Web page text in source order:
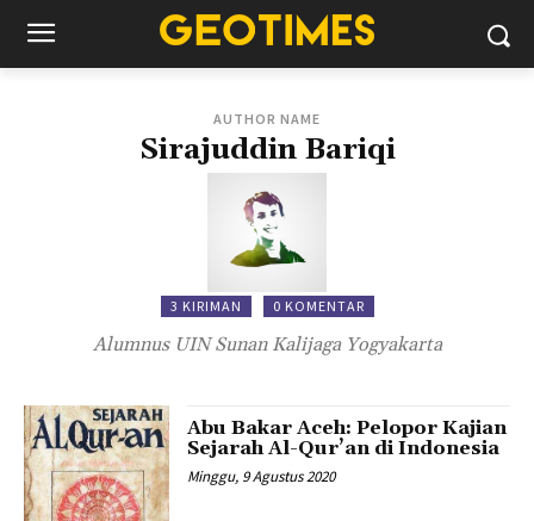
AUTHOR NAME
Sirajuddin Bariqi
3 KIRIMAN 0 KOMENTAR
Alumnus UIN Sunan Kalijaga Yogyakarta
Abu Bakar Aceh: Pelopor Kajian
Sejarah Al-Qur’an di Indonesia
Minggu, 9 Agustus 2020